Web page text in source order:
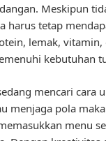
Meskipun
harus tetap
lemak, vitamin,
kebutuhan
mencari cara
menjaga pola
menu